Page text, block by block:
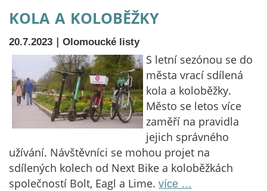
kola a koloběžky
20.7.2023 | Olomoucké listy
S letní sezónou se do
města vrací sdílená
kola a koloběžky.
Město se letos více
zaměří na pravidla
jejich správného
užívání. Návštěvníci se mohou projet na
sdílených kolech od Next Bike a koloběžkách
společností Bolt, Eagl a Lime. více …